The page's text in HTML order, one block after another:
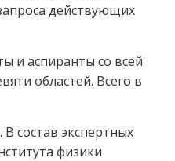
действующих
и аспиранты со всей
областей. Всего в
состав экспертных
физики